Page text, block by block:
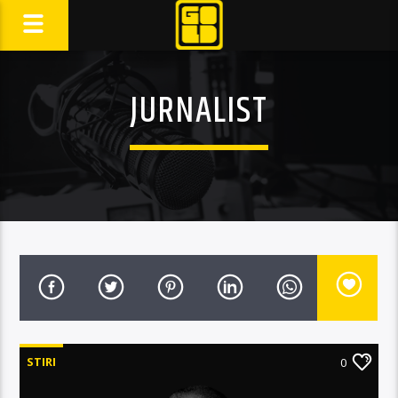
JURNALIST
STIRI 0